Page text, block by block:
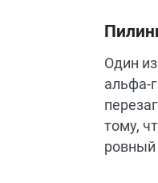
Один
альфа-
тому,
ровный